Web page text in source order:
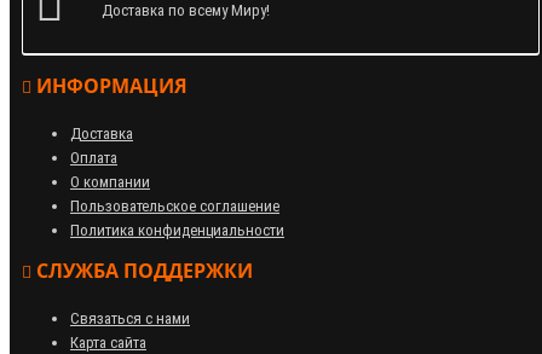
Доставка по всему Миру!
ИНФОРМАЦИЯ
Доставка
Оплата
О компании
Пользовательское соглашение
Политика конфиденциальности
СЛУЖБА ПОДДЕРЖКИ
Связаться с нами
Карта сайта